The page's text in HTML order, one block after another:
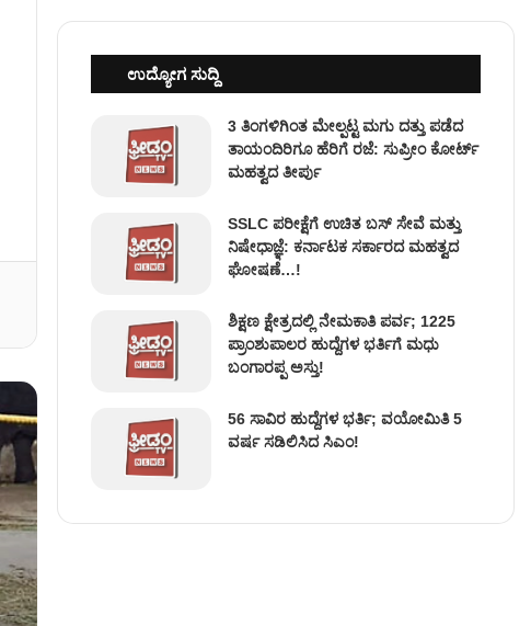
ಉದ್ಯೋಗ ಸುದ್ದಿ
3 ತಿಂಗಳಿಗಿಂತ ಮೇಲ್ಪಟ್ಟ ಮಗು ದತ್ತು ಪಡೆದ
ತಾಯಂದಿರಿಗೂ ಹೆರಿಗೆ ರಜೆ: ಸುಪ್ರೀಂ ಕೋರ್ಟ್
ಮಹತ್ವದ ತೀರ್ಪು
SSLC ಪರೀಕ್ಷೆಗೆ ಉಚಿತ ಬಸ್ ಸೇವೆ ಮತ್ತು
ನಿಷೇಧಾಜ್ಞೆ: ಕರ್ನಾಟಕ ಸರ್ಕಾರದ ಮಹತ್ವದ
ಘೋಷಣೆ…!
ಶಿಕ್ಷಣ ಕ್ಷೇತ್ರದಲ್ಲಿ ನೇಮಕಾತಿ ಪರ್ವ; 1225
ಪ್ರಾಂಶುಪಾಲರ ಹುದ್ದೆಗಳ ಭರ್ತಿಗೆ ಮಧು
ಬಂಗಾರಪ್ಪ ಅಸ್ತು!
56 ಸಾವಿರ ಹುದ್ದೆಗಳ ಭರ್ತಿ; ವಯೋಮಿತಿ 5
ವರ್ಷ ಸಡಿಲಿಸಿದ ಸಿಎಂ!